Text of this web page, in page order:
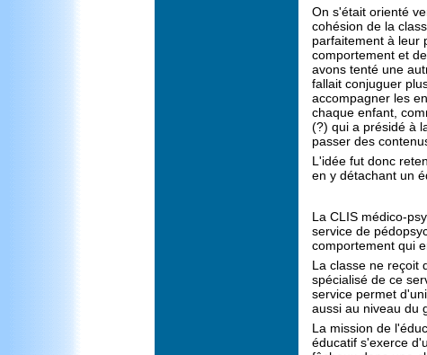
On s'était orienté
cohésion de la
parfaitement à leur
comportement et
avons tenté une
fallait conjuguer
accompagner les
chaque enfant,
(?) qui a présidé à
passer des
L'idée fut donc
en y détachant un
La CLIS médico-
service de
comportement qui
La classe ne reçoit
spécialisé de ce
service permet
aussi au niveau du
La mission de
éducatif s'exerce